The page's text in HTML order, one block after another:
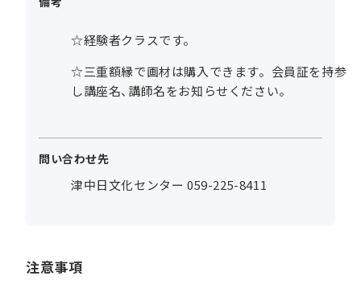
☆経験者クラスです。
☆三重額縁で画材は購入できます。会員証を持参
し講座名、講師名をお知らせください。
問い合わせ先
津中日文化センター 059-225-8411
注意事項